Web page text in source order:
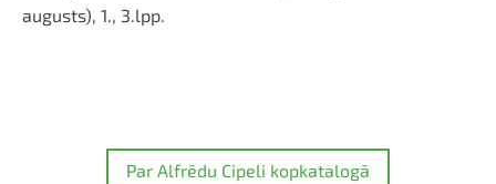
augusts), 1., 3.lpp.
Par Alfrēdu Cipeli kopkatalogā